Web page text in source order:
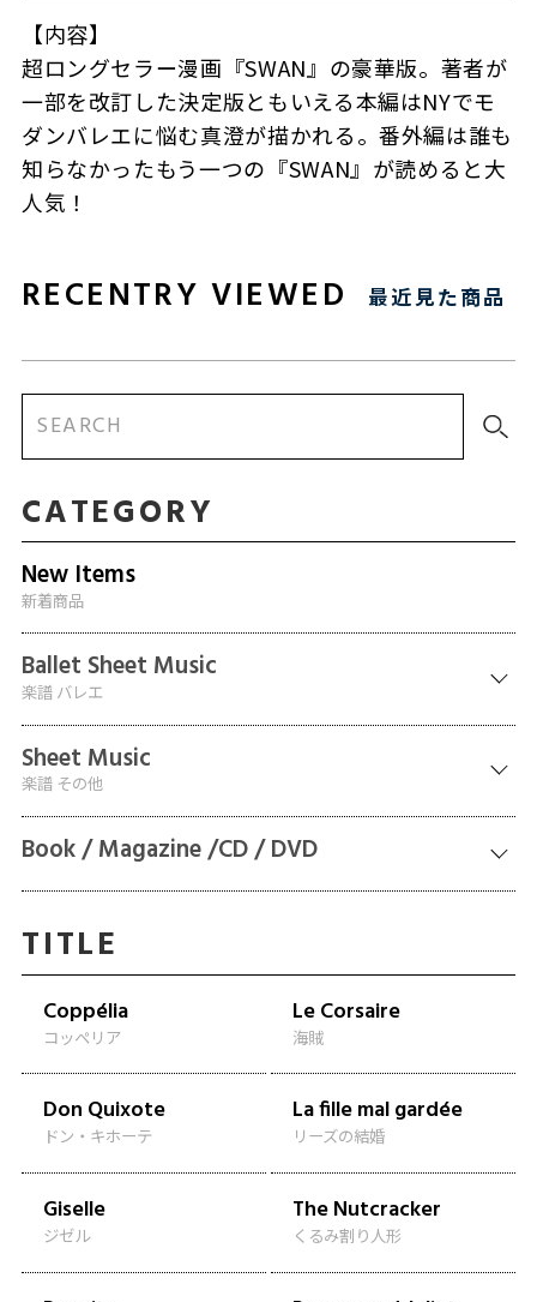
【内容】
超ロングセラー漫画『SWAN』の豪華版。著者が
一部を改訂した決定版ともいえる本編はNYでモ
ダンバレエに悩む真澄が描かれる。番外編は誰も
知らなかったもう一つの『SWAN』が読めると大
人気！
RECENTRY VIEWED 最近見た商品
CATEGORY
New Items
新着商品
Ballet Sheet Music
楽譜 バレエ
Sheet Music
楽譜 その他
Book / Magazine /CD / DVD
TITLE
Coppélia
コッペリア
Le Corsaire
海賊
Don Quixote
ドン・キホーテ
La fille mal gardée
リーズの結婚
Giselle
ジゼル
The Nutcracker
くるみ割り人形